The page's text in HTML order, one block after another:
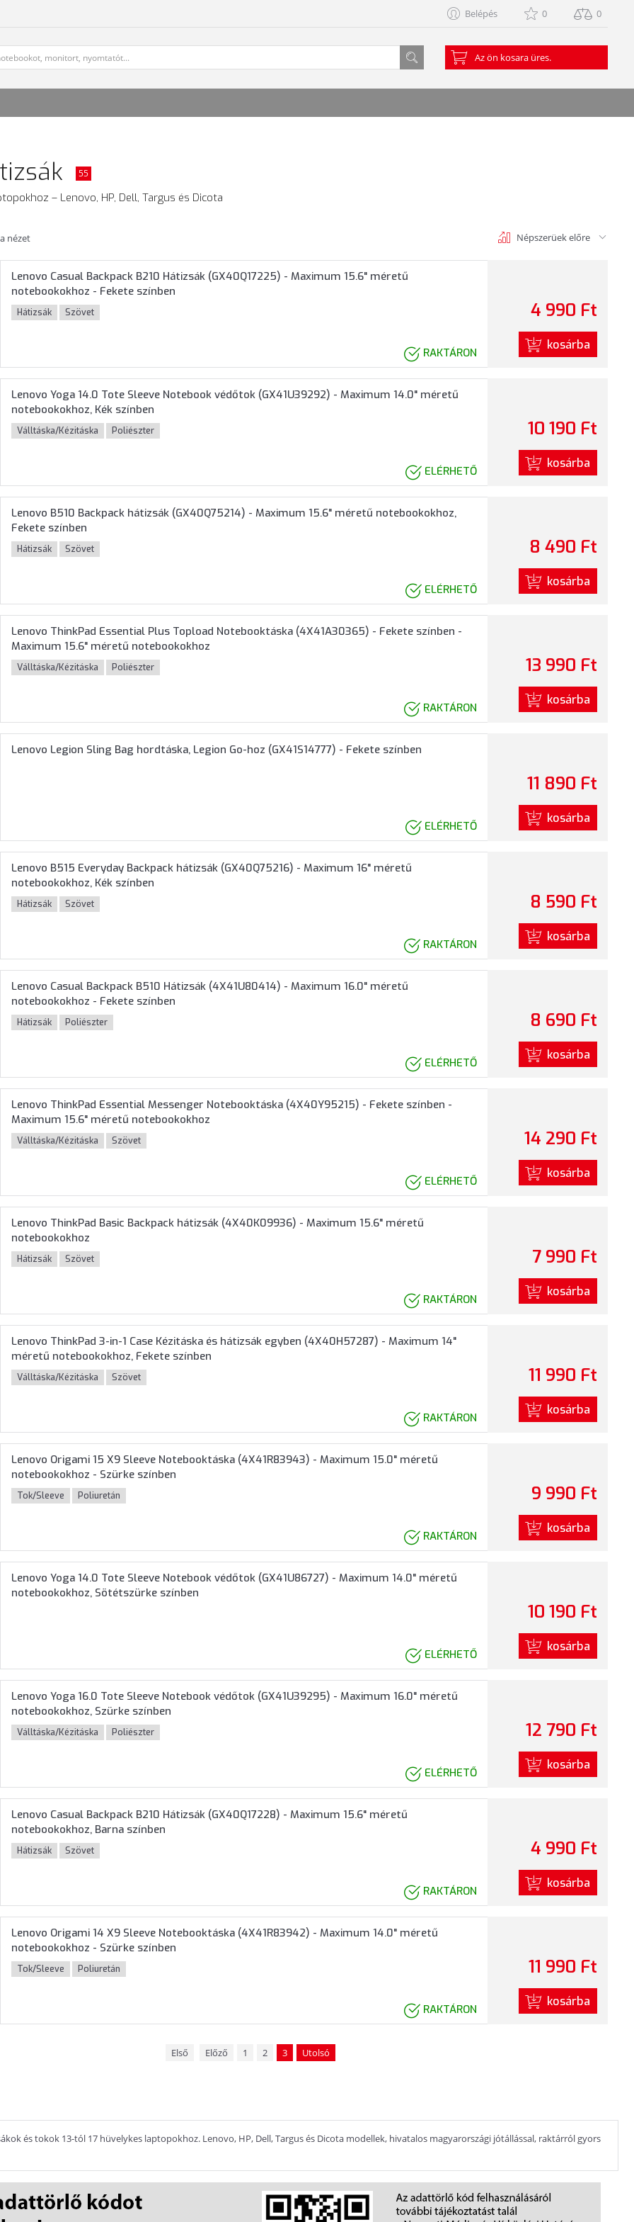
Belépés 0 0
Az ön kosara üres.
55
– Lenovo, HP, Dell, Targus és Dicota
nézet Népszerüek előre
Lenovo Casual Backpack B210 Hátizsák (GX40Q17225) - Maximum 15.6" méretű
notebookokhoz - Fekete színben
Hátizsák Szövet
RAKTÁRON
4 990 Ft
kosárba
Lenovo Yoga 14.0 Tote Sleeve Notebook védőtok (GX41U39292) - Maximum 14.0" méretű
notebookokhoz, Kék színben
Válltáska/Kézitáska Poliészter
ELÉRHETŐ
10 190 Ft
kosárba
Lenovo B510 Backpack hátizsák (GX40Q75214) - Maximum 15.6" méretű notebookokhoz,
Fekete színben
Hátizsák Szövet
ELÉRHETŐ
8 490 Ft
kosárba
Lenovo ThinkPad Essential Plus Topload Notebooktáska (4X41A30365) - Fekete színben -
Maximum 15.6" méretű notebookokhoz
Válltáska/Kézitáska Poliészter
RAKTÁRON
13 990 Ft
kosárba
Lenovo Legion Sling Bag hordtáska, Legion Go-hoz (GX41S14777) - Fekete színben
ELÉRHETŐ
11 890 Ft
kosárba
Lenovo B515 Everyday Backpack hátizsák (GX40Q75216) - Maximum 16" méretű
notebookokhoz, Kék színben
Hátizsák Szövet
RAKTÁRON
8 590 Ft
kosárba
Lenovo Casual Backpack B510 Hátizsák (4X41U80414) - Maximum 16.0" méretű
notebookokhoz - Fekete színben
Hátizsák Poliészter
ELÉRHETŐ
8 690 Ft
kosárba
Lenovo ThinkPad Essential Messenger Notebooktáska (4X40Y95215) - Fekete színben -
Maximum 15.6" méretű notebookokhoz
Válltáska/Kézitáska Szövet
ELÉRHETŐ
14 290 Ft
kosárba
Lenovo ThinkPad Basic Backpack hátizsák (4X40K09936) - Maximum 15.6" méretű
notebookokhoz
Hátizsák Szövet
RAKTÁRON
7 990 Ft
kosárba
Lenovo ThinkPad 3-in-1 Case Kézitáska és hátizsák egyben (4X40H57287) - Maximum 14"
méretű notebookokhoz, Fekete színben
Válltáska/Kézitáska Szövet
RAKTÁRON
11 990 Ft
kosárba
Lenovo Origami 15 X9 Sleeve Notebooktáska (4X41R83943) - Maximum 15.0" méretű
notebookokhoz - Szürke színben
Tok/Sleeve Poliuretán
RAKTÁRON
9 990 Ft
kosárba
Lenovo Yoga 14.0 Tote Sleeve Notebook védőtok (GX41U86727) - Maximum 14.0" méretű
notebookokhoz, Sötétszürke színben
ELÉRHETŐ
10 190 Ft
kosárba
Lenovo Yoga 16.0 Tote Sleeve Notebook védőtok (GX41U39295) - Maximum 16.0" méretű
notebookokhoz, Szürke színben
Válltáska/Kézitáska Poliészter
ELÉRHETŐ
12 790 Ft
kosárba
Lenovo Casual Backpack B210 Hátizsák (GX40Q17228) - Maximum 15.6" méretű
notebookokhoz, Barna színben
Hátizsák Szövet
RAKTÁRON
4 990 Ft
kosárba
Lenovo Origami 14 X9 Sleeve Notebooktáska (4X41R83942) - Maximum 14.0" méretű
notebookokhoz - Szürke színben
Tok/Sleeve Poliuretán
RAKTÁRON
11 990 Ft
kosárba
Első Előző 1 2 3 Utolsó
és tokok 13-tól 17 hüvelykes laptopokhoz. Lenovo, HP, Dell, Targus és Dicota modellek, hivatalos magyarországi jótállással, raktárról gyors